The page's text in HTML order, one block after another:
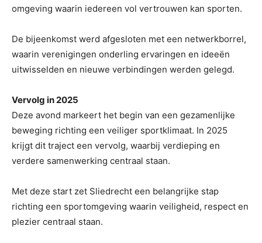
omgeving waarin iedereen vol vertrouwen kan sporten.
De bijeenkomst werd afgesloten met een netwerkborrel,
waarin verenigingen onderling ervaringen en ideeën
uitwisselden en nieuwe verbindingen werden gelegd.
Vervolg in 2025
Deze avond markeert het begin van een gezamenlijke
beweging richting een veiliger sportklimaat. In 2025
krijgt dit traject een vervolg, waarbij verdieping en
verdere samenwerking centraal staan.
Met deze start zet Sliedrecht een belangrijke stap
richting een sportomgeving waarin veiligheid, respect en
plezier centraal staan.